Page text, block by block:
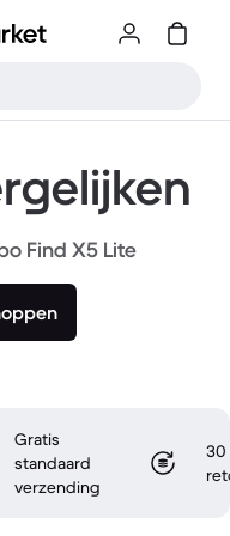
Find X5 Lite
Gratis
standaard
verzending
30